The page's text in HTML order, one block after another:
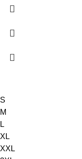
S
M
L
XL
XXL